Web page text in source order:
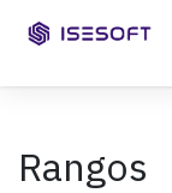
Rangos